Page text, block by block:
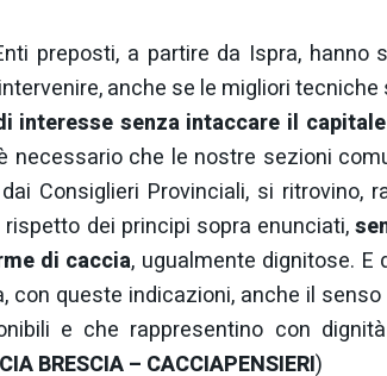
preposti, a partire da Ispra,
anche se le migliori tecniche
interesse senza intaccare il
necessario che le nostre sezioni
Consiglieri Provinciali, si ritrovino,
rispetto dei principi sopra enunciati,
di caccia, ugualmente dignitose. E
con queste indicazioni, anche il
e che rappresentino con
BRESCIA – CACCIAPENSIERI)